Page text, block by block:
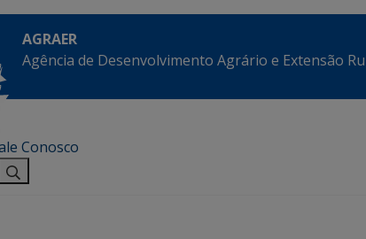
AGRAER
Agência de Desenvolvimento Agrário e Extensão
Conosco